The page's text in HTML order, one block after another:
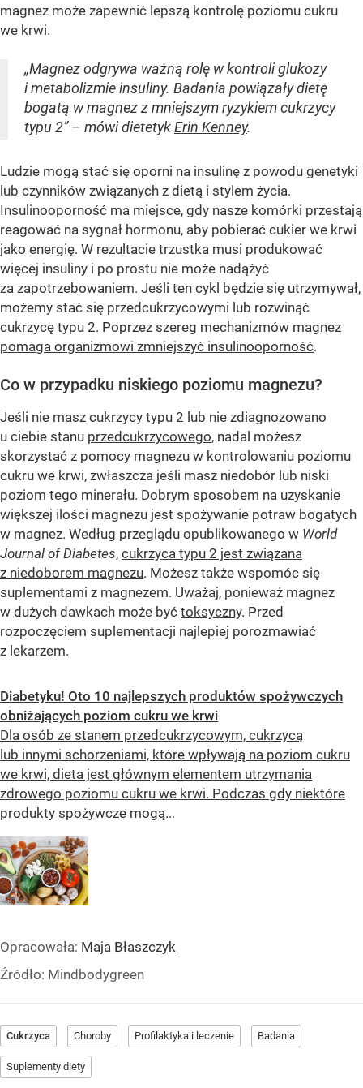
magnez może zapewnić lepszą kontrolę poziomu cukru
we krwi.
„Magnez odgrywa ważną rolę w kontroli glukozy
i metabolizmie insuliny. Badania powiązały dietę
bogatą w magnez z mniejszym ryzykiem cukrzycy
typu 2” – mówi dietetykErin Kenney.
Ludzie mogą stać się oporni na insulinę z powodu genetyki
lub czynników związanych z dietą i stylem życia.
Insulinooporność ma miejsce, gdy nasze komórki przestają
reagować na sygnał hormonu, aby pobierać cukier we krwi
jako energię. W rezultacie trzustka musi produkować
więcej insuliny i po prostu nie może nadążyć
za zapotrzebowaniem. Jeśli ten cykl będzie się utrzymywał,
możemy stać się przedcukrzycowymi lub rozwinąć
cukrzycę typu 2. Poprzez szereg mechanizmów magnez
pomaga organizmowi zmniejszyć insulinooporność.
Co w przypadku niskiego poziomu magnezu?
Jeśli nie masz cukrzycy typu 2 lub nie zdiagnozowano
u ciebie stanu przedcukrzycowego, nadal możesz
skorzystać z pomocy magnezu w kontrolowaniu poziomu
cukru we krwi, zwłaszcza jeśli masz niedobór lub niski
poziom tego minerału. Dobrym sposobem na uzyskanie
większej ilości magnezu jest spożywanie potraw bogatych
w magnez. Według przeglądu opublikowanego w World
Journal of Diabetes, cukrzyca typu 2 jest związana
z niedoborem magnezu. Możesz także wspomóc się
suplementami z magnezem. Uważaj, ponieważ magnez
w dużych dawkach może być toksyczny. Przed
rozpoczęciem suplementacji najlepiej porozmawiać
z lekarzem.
Diabetyku! Oto 10 najlepszych produktów spożywczych
obniżających poziom cukru we krwi
Dla osób ze stanem przedcukrzycowym, cukrzycą
lub innymi schorzeniami, które wpływają na poziom cukru
we krwi, dieta jest głównym elementem utrzymania
zdrowego poziomu cukru we krwi. Podczas gdy niektóre
produkty spożywcze mogą...
Opracowała: Maja Błaszczyk
Źródło: Mindbodygreen
Cukrzyca Choroby Profilaktyka i leczenie Badania
Suplementy diety